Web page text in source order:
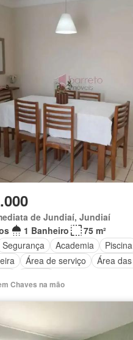
de Jundiaí, Jundiaí
1 Banheiro
75 m²
Segurança Academia Piscina
Área de serviço
Área
Chaves na mão